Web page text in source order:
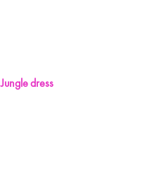
Jungle dress